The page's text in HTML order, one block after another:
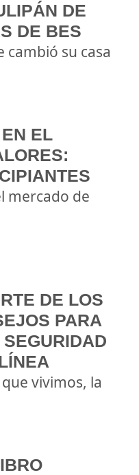
DE
DE BES
cambió su casa
EL
mercado de
DE LOS
PARA
vivimos, la